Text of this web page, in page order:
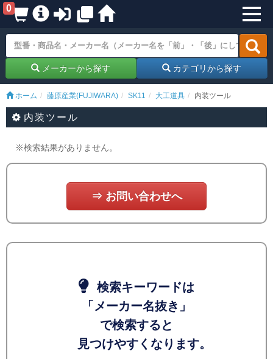
0
メーカーから探す カテゴリから探す
ホーム 藤原産業(FUJIWARA) SK11 大工道具 内装ツール
内装ツール
※検索結果がありません。
⇒ お問い合わせへ
検索キーワードは
「メーカー名抜き」
で検索すると
見つけやすくなります。